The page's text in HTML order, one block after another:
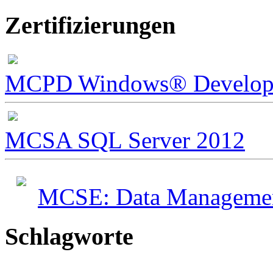
Zertifizierungen
MCPD Windows®
MCSA SQL Server 2012
MCSE: Data
Schlagworte